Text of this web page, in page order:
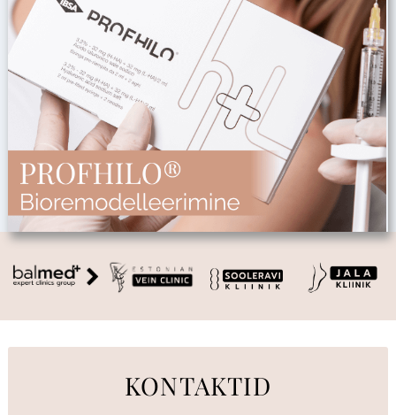
KONTAKTID